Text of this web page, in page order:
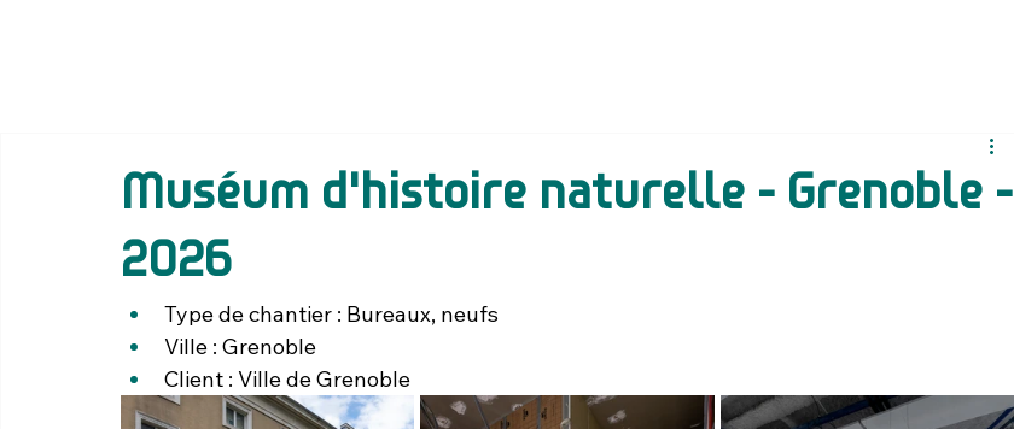
Muséum d'histoire naturelle - Grenoble -
2026
Type de chantier : Bureaux, neufs
Ville : Grenoble
Client : Ville de Grenoble